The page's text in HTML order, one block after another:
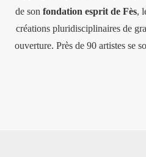
de son fondation esprit de Fès,
créations pluridisciplinaires de
ouverture. Près de 90 artistes se